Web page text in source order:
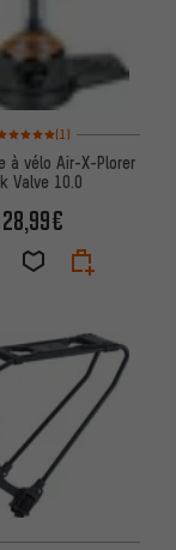
Note moyenne : 5 sur 5
(1)
à vélo Air-X-Plorer
Valve 10.0
28,99€